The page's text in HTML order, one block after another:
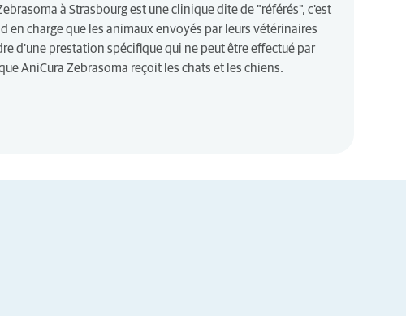
à Strasbourg est une clinique dite de "référés", c'est
en charge que les animaux envoyés par leurs vétérinaires
d'une prestation spécifique qui ne peut être effectué par
AniCura Zebrasoma reçoit les chats et les chiens.